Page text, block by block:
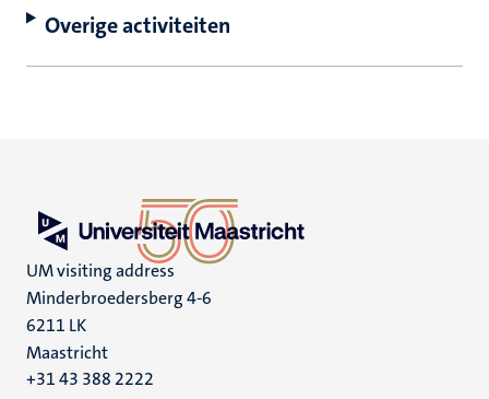
Overige activiteiten
UM visiting address
Minderbroedersberg 4-6
6211 LK
Maastricht
+31 43 388 2222